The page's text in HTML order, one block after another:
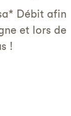
Débit afin
et lors de
!